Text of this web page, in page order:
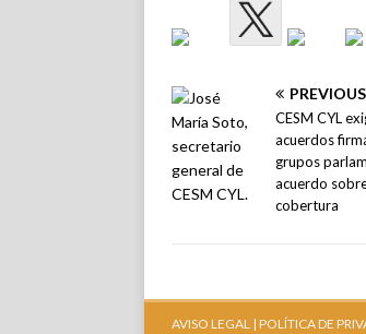
PREVIOUS
CESM CYL
acuerdos
grupos
acuerdo
cobertura
AVISO LEGAL | POLÍTICA DE